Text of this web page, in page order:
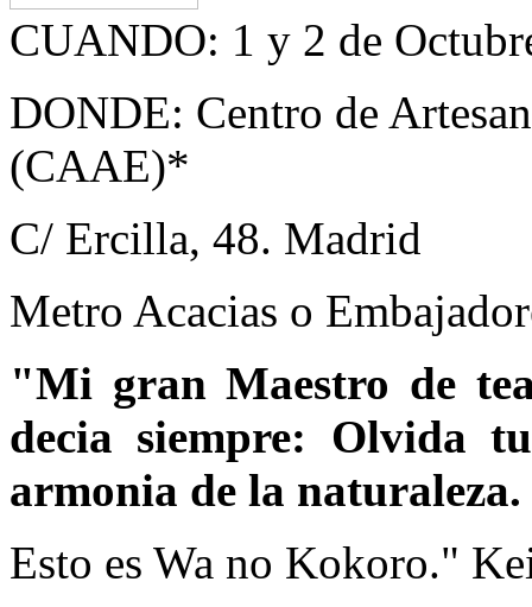
CUANDO: 1 y 2 de
DONDE: Centro de
(CAAE)*
C/ Ercilla, 48. Madrid
Metro Acacias o
"Mi gran Maestro de
decia siempre: Olvida
armonia de la naturaleza.
Esto es Wa no Kokoro."